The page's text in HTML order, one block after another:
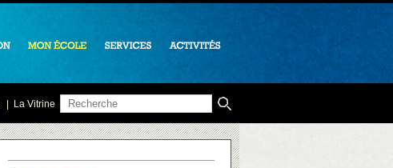
La Vitrine